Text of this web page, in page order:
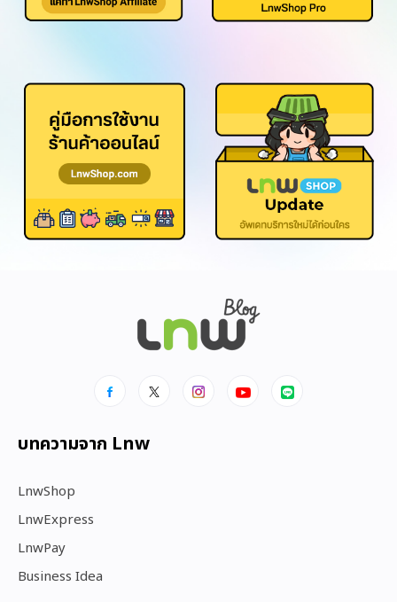
บทความจาก Lnw
LnwShop
LnwExpress
LnwPay
Business Idea